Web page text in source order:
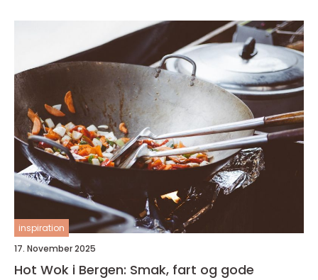
inspiration
17. November 2025
Hot Wok i Bergen: Smak, fart og gode